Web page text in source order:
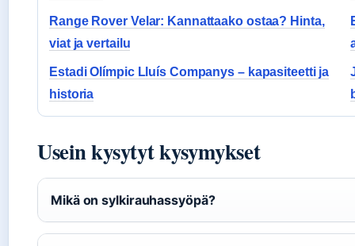
Range Rover Velar: Kannattaako ostaa? Hinta,
viat ja vertailu
Estadi Olímpic Lluís Companys – kapasiteetti ja
historia
Usein kysytyt kysymykset
Mikä on sylkirauhassyöpä?